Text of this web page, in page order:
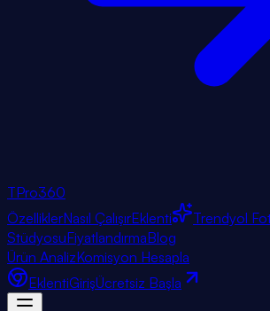
TPro360
ÖzelliklerNasıl ÇalışırEklenti
Trendyol
StüdyosuFiyatlandırmaBlog
Ürün AnalizKomisyon Hesapla
EklentiGirişÜcretsiz Başla